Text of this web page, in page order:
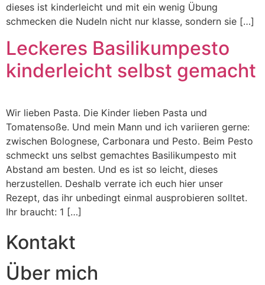
dieses ist kinderleicht und mit ein wenig Übung
schmecken die Nudeln nicht nur klasse, sondern sie […]
Leckeres Basilikumpesto
kinderleicht selbst gemacht
Wir lieben Pasta. Die Kinder lieben Pasta und
Tomatensoße. Und mein Mann und ich variieren gerne:
zwischen Bolognese, Carbonara und Pesto. Beim Pesto
schmeckt uns selbst gemachtes Basilikumpesto mit
Abstand am besten. Und es ist so leicht, dieses
herzustellen. Deshalb verrate ich euch hier unser
Rezept, das ihr unbedingt einmal ausprobieren solltet.
Ihr braucht: 1 […]
Kontakt
Über mich